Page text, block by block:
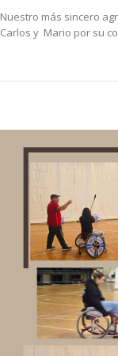
Nuestro más sincero
Carlos y Mario por su